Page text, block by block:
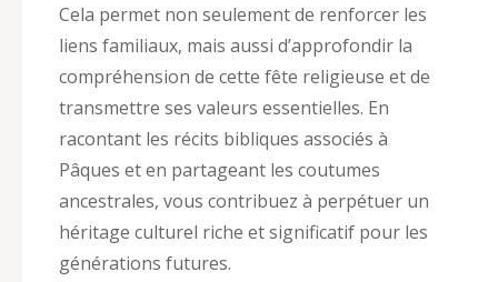
Cela permet non seulement de renforcer les
liens familiaux, mais aussi d’approfondir la
compréhension de cette fête religieuse et de
transmettre ses valeurs essentielles. En
racontant les récits bibliques associés à
Pâques et en partageant les coutumes
ancestrales, vous contribuez à perpétuer un
héritage culturel riche et significatif pour les
générations futures.